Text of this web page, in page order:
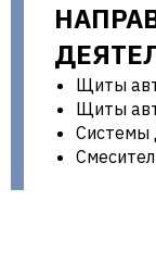
Щиты
Щиты
Системы